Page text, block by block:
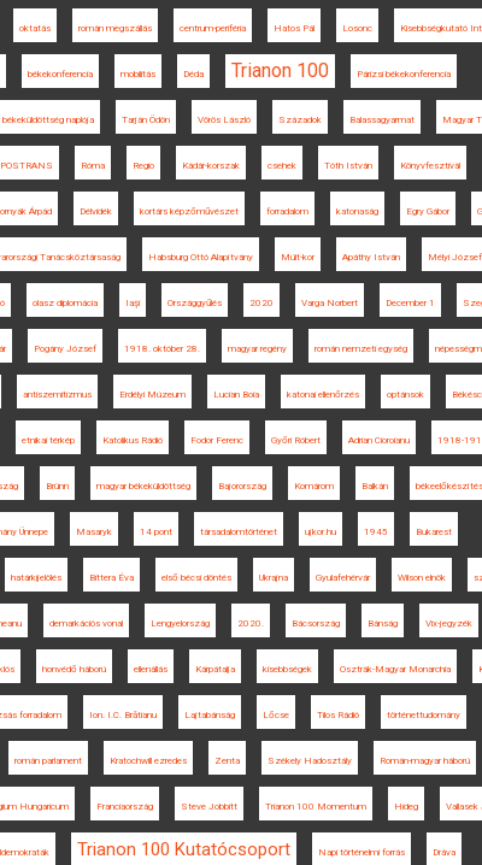
oktatás román megszállás centrum-periféria Hatos Pál Losonc Kisebbségkutató
békekonferencia mobilitás Déda Trianon 100 Párizsi békekonferencia
békeküldöttség naplója Tarján Ödön Vörös László Századok Balassagyarmat Magyar
Róma Regio Kádár-korszak csehek Tóth István Könyvfesztivál
Árpád Délvidék kortárs képzőművészet forradalom katonaság Egry Gábor
Tanácsköztársaság Habsburg Ottó Alapítvány Múlt-kor Apáthy István Mélyi József
olasz diplomácia Iaşi Országgyűlés 2020 Varga Norbert December 1
Pogány József 1918. október 28. magyar regény román nemzeti egység
antiszemitizmus Erdélyi Múzeum Lucian Boia katonai ellenőrzés optánsok
etnikai térkép Katolikus Rádió Fodor Ferenc Győri Róbert Adrian Cioroianu 1918-
Brünn magyar békeküldöttség Bajorország Komárom Balkán békeelőkészítés
Ünnepe Masaryk 14 pont társadalomtörténet ujkor.hu 1945 Bukarest
határkijelölés Bittera Éva első bécsi döntés Ukrajna Gyulafehérvár Wilson elnök
demarkációs vonal Lengyelország 2020. Bácsország Bánság Vix-jegyzék
honvédő háború ellenállás Kárpátalja kisebbségek Osztrák-Magyar Monarchia
forradalom Ion. I.C. Brătianu Lajtabánság Lőcse Tilos Rádió történettudomány
román parlament Kratochwill ezredes Zenta Székely Hadosztály Román-magyar háború
Hungaricum Franciaország Steve Jobbitt Trianon 100 Momentum Hideg Vallasek
Trianon 100 Kutatócsoport Napi történelmi forrás Dráva